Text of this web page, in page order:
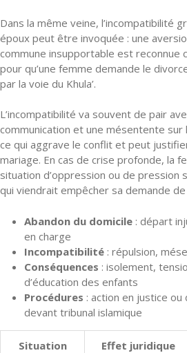
Dans la même veine, l’incompatibilité
époux peut être invoquée : une
commune insupportable est reconnue
pour qu’une femme demande le
par la voie du Khula’.
L’incompatibilité va souvent de pair
communication et une mésentente sur
ce qui aggrave le conflit et peut
mariage. En cas de crise profonde, la
situation d’oppression ou de pression
qui viendrait empêcher sa demande
Abandon du domicile : départ
en charge
Incompatibilité : répulsion,
Conséquences : isolement,
d’éducation des enfants
Procédures : action en justice ou
devant tribunal islamique
Situation Effet juridique